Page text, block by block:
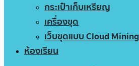
กระเป๋าเก็บเหรียญ
เครื่องขุด
เว็บขุดแบบ Cloud Mining
ห้องเรียน